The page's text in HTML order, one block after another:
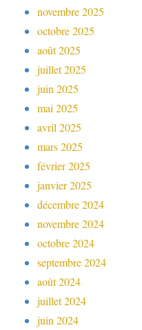
novembre 2025
octobre 2025
août 2025
juillet 2025
juin 2025
mai 2025
avril 2025
mars 2025
février 2025
janvier 2025
décembre 2024
novembre 2024
octobre 2024
septembre 2024
août 2024
juillet 2024
juin 2024